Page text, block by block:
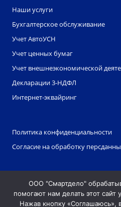
Наши услуги
Бухгалтерское обслуживание
Учет АвтоУСН
Учет ценных бумаг
Учет внешнеэкономической
Декларации 3-НДФЛ
Интернет-эквайринг
Политика конфиденциальности
Согласие на обработку
Партнерская программа
Партнеры
ООО "Смартдело"
помогают нам делать этот сайт
Нажав кнопку «Соглашаюсь»,